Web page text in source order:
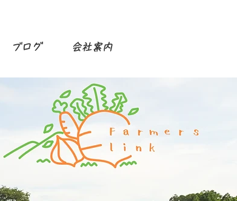
ブログ 会社案内